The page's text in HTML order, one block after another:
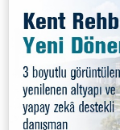
6 takımın kayıt
kategorisinde
Doğanköy
giren takımlara
Belediye Meclisi